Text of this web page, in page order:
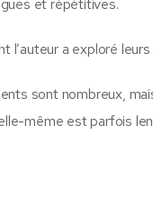
et répétitives.
l’auteur a exploré
sont nombreux,
même est parfois